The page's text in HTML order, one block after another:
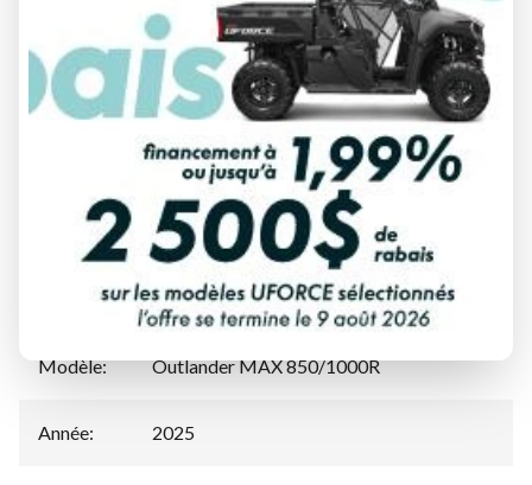
DEMANDE DE FINANCEMENT
ÉVALUATION DE VOTRE ÉCHANGE
Spécifications
Manufacturier:
Can-Am
Modèle: Outlander MAX 850/1000R
Année: 2025